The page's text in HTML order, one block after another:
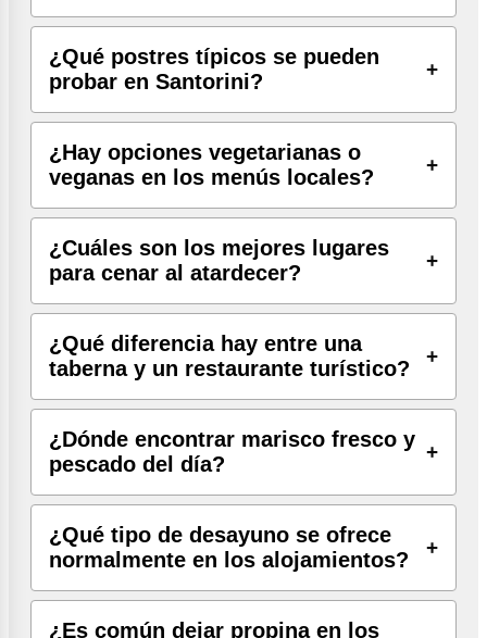
¿Qué postres típicos se pueden
probar en Santorini?
¿Hay opciones vegetarianas o
veganas en los menús locales?
¿Cuáles son los mejores lugares
para cenar al atardecer?
¿Qué diferencia hay entre una
taberna y un restaurante turístico?
¿Dónde encontrar marisco fresco y
pescado del día?
¿Qué tipo de desayuno se ofrece
normalmente en los alojamientos?
¿Es común dejar propina en los